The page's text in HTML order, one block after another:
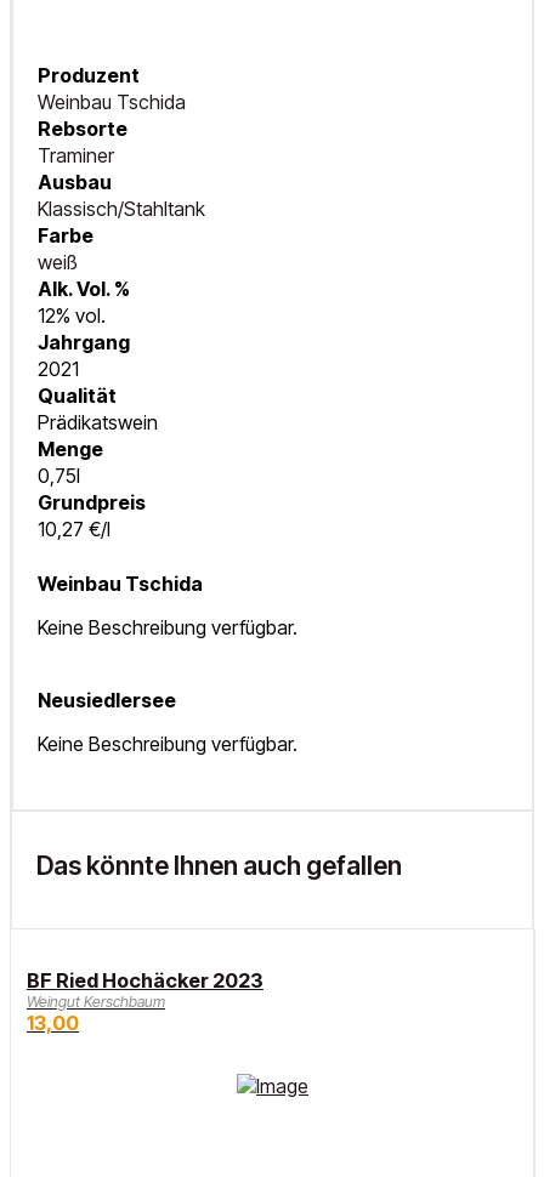
Produzent
Weinbau Tschida
Rebsorte
Traminer
Ausbau
Klassisch/Stahltank
Farbe
weiß
Alk. Vol. %
12% vol.
Jahrgang
2021
Qualität
Prädikatswein
Menge
0,75l
Grundpreis
10,27 €/l
Weinbau Tschida
Keine Beschreibung verfügbar.
Neusiedlersee
Keine Beschreibung verfügbar.
Das könnte Ihnen auch gefallen
BF Ried Hochäcker 2023
Weingut Kerschbaum
13,00